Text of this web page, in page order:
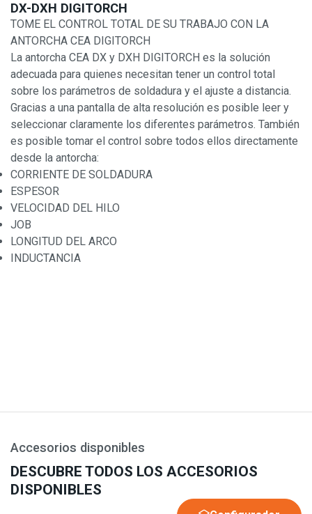
DX-DXH DIGITORCH
TOME EL CONTROL TOTAL DE SU TRABAJO CON LA
ANTORCHA CEA DIGITORCH
La antorcha CEA DX y DXH DIGITORCH es la solución
adecuada para quienes necesitan tener un control total
sobre los parámetros de soldadura y el ajuste a distancia.
Gracias a una pantalla de alta resolución es posible leer y
seleccionar claramente los diferentes parámetros. También
es posible tomar el control sobre todos ellos directamente
desde la antorcha:
CORRIENTE DE SOLDADURA
ESPESOR
VELOCIDAD DEL HILO
JOB
LONGITUD DEL ARCO
INDUCTANCIA
Accesorios disponibles
DESCUBRE TODOS LOS ACCESORIOS
DISPONIBLES